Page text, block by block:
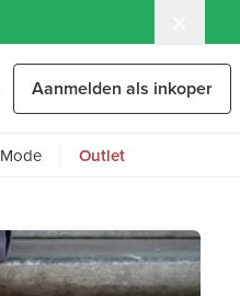
Aanmelden als inkoper
Mode Outlet